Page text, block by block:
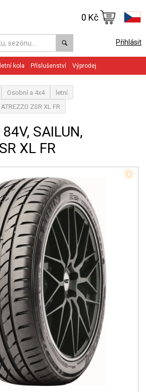
Přihlásit
0 Kč
kola Příslušenství Výprodej
Osobní a 4x4
letní
ZSR XL FR
SAILUN,
XL FR